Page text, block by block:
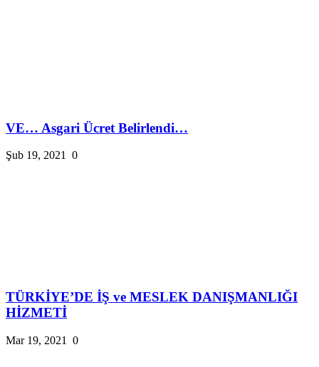
VE… Asgari Ücret Belirlendi…
Şub 19, 2021 0
TÜRKİYE’DE İŞ ve MESLEK DANIŞMANLIĞI
HİZMETİ
Mar 19, 2021 0